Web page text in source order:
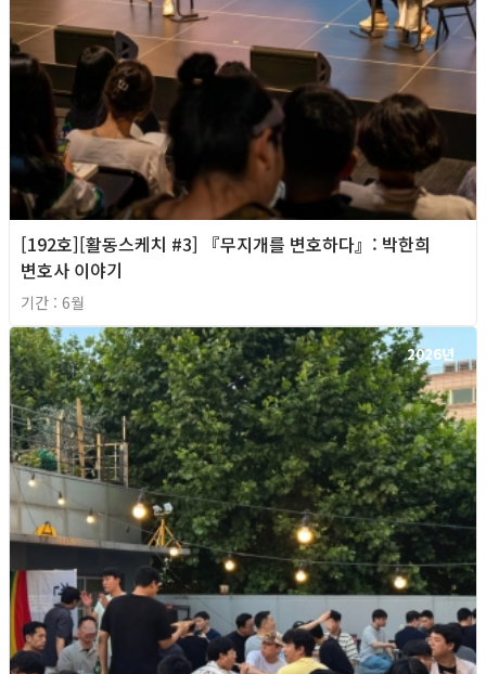
[192호][활동스케치 #3] 『무지개를 변호하다』: 박한희
변호사 이야기
기간 : 6월
2026년